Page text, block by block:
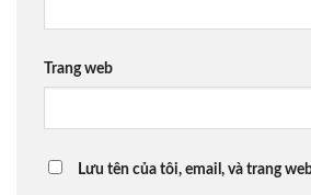
Trang web
Lưu tên của tôi, email, và trang